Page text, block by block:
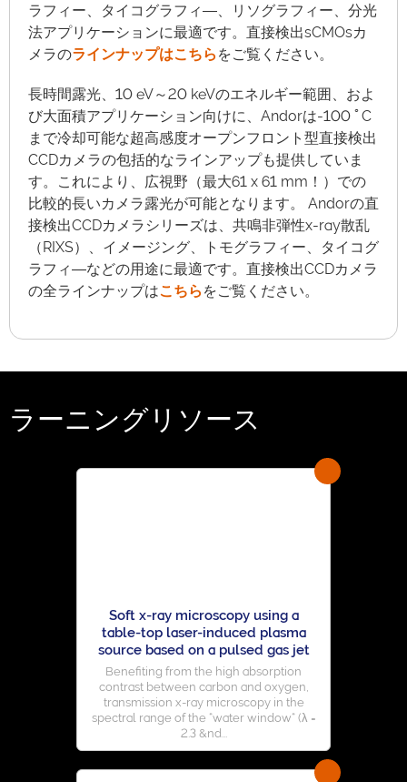
ラフィー、タイコグラフィ―、リソグラフィー、分光
法アプリケーションに最適です。直接検出sCMOsカ
メラのラインナップはこちら をご覧ください。
長時間露光、10 eV～20 keVのエネルギー範囲、およ
び大面積アプリケーション向けに、Andorは-100 ﾟC
まで冷却可能な超高感度オープンフロント型直接検出
CCDカメラの包括的なラインアップも提供していま
す。これにより、広視野（最大61 x 61 mm！）での
比較的長いカメラ露光が可能となります。 Andorの直
接検出CCDカメラシリーズは、共鳴非弾性x-ray散乱
（RIXS）、イメージング、トモグラフィー、タイコグ
ラフィ―などの用途に最適です。直接検出CCDカメラ
の全ラインナップはこちら をご覧ください。
ラーニングリソース
Soft x-ray microscopy using a
table-top laser-induced plasma
source based on a pulsed gas jet
Benefiting from the high absorption
contrast between carbon and oxygen,
transmission x-ray microscopy in the
spectral range of the “water window“ (λ =
2.3 &nd...